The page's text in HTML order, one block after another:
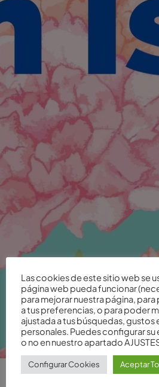
Las cookies de este sitio web se
página web pueda funcionar
para mejorar nuestra página, para
a tus preferencias, o para poder
ajustada a tus búsquedas, gustos
personales. Puedes configurar
o no en nuestro apartado
Configurar Cookies Aceptar